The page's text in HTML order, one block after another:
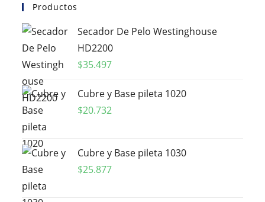
Productos
Secador De Pelo Westinghouse
HD2200
$35.497
Cubre y Base pileta 1020
$20.732
Cubre y Base pileta 1030
$25.877